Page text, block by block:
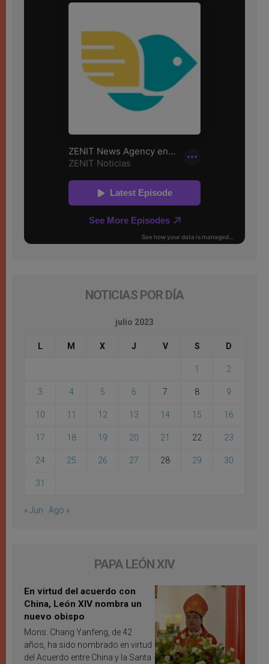
NOTICIAS POR DÍA
julio 2023
L M X J V S D
1 2
3 4 5 6 7 8 9
10 11 12 13 14 15 16
17 18 19 20 21 22 23
24 25 26 27 28 29 30
31
« Jun Ago »
PAPA LEÓN XIV
En virtud del acuerdo con
China, León XIV nombra un
nuevo obispo
Mons. Chang Yanfeng, de 42
años, ha sido nombrado en virtud
del Acuerdo entre China y la Santa